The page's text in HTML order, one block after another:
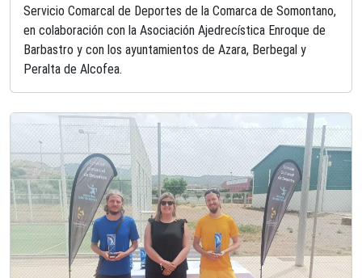
Servicio Comarcal de Deportes de la Comarca de Somontano,
en colaboración con la Asociación Ajedrecística Enroque de
Barbastro y con los ayuntamientos de Azara, Berbegal y
Peralta de Alcofea.